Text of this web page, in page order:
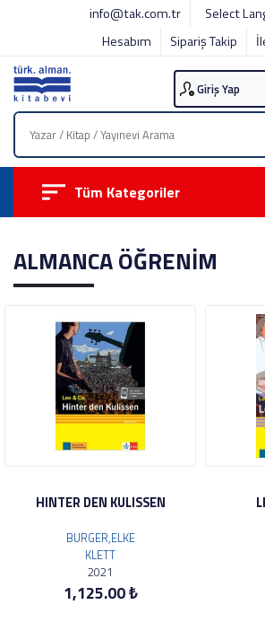
info@tak.com.tr Select
Hesabım
Sipariş Takip
Giriş Yap
Tüm Kategoriler
ALMANCA ÖĞRENİM
HINTER DEN KULISSEN
BURGER,ELKE
KLETT
2021
1,125.00 ₺